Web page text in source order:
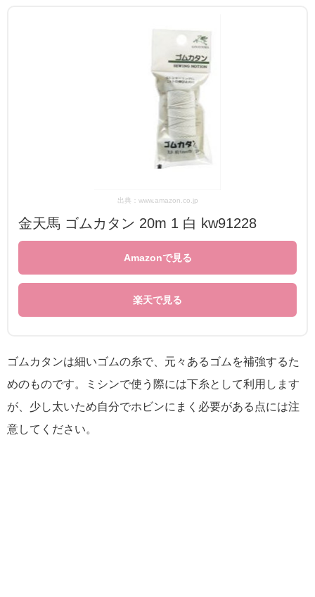
出典：www.amazon.co.jp
金天馬 ゴムカタン 20m 1 白 kw91228
Amazonで見る
楽天で見る
ゴムカタンは細いゴムの糸で、元々あるゴムを補強するた
めのものです。ミシンで使う際には下糸として利用します
が、少し太いため自分でホビンにまく必要がある点には注
意してください。